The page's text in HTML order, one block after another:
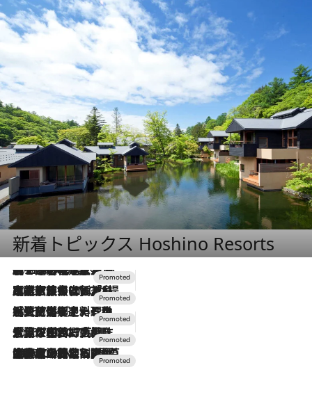
新着トピックス Hoshino Resorts
2026.8.7
【トンボの足水浴】ヒノキの香りに包まれて涼感マックス！約13℃の湧水かけ流しを避暑地「星野温泉 トンボの湯」で体験
2026.7.31
【ホテル帰省】という選択肢をOMOが提案。家族とほどよい距離を保つには「昼は実家、夜は気兼ねなくホテルで！」
2026.7.24
【夏限定ディナーコース】旬を迎える稚鮎や花ズッキーニなどをイタリア・トスカーナの郷土料理の手法で満喫！
2026.7.17
「土佐和ハーブかき氷」がOMO7高知に登場！生姜、山椒、大葉など目にも舌にも涼を呼ぶ郷土の味
2026.7.10
NEW OPEN！【界 草津】名湯の地に誕生。趣の異なる2種の温泉と上州ならではの会席・蕎麦割烹など美食を味わう究極の癒やし旅